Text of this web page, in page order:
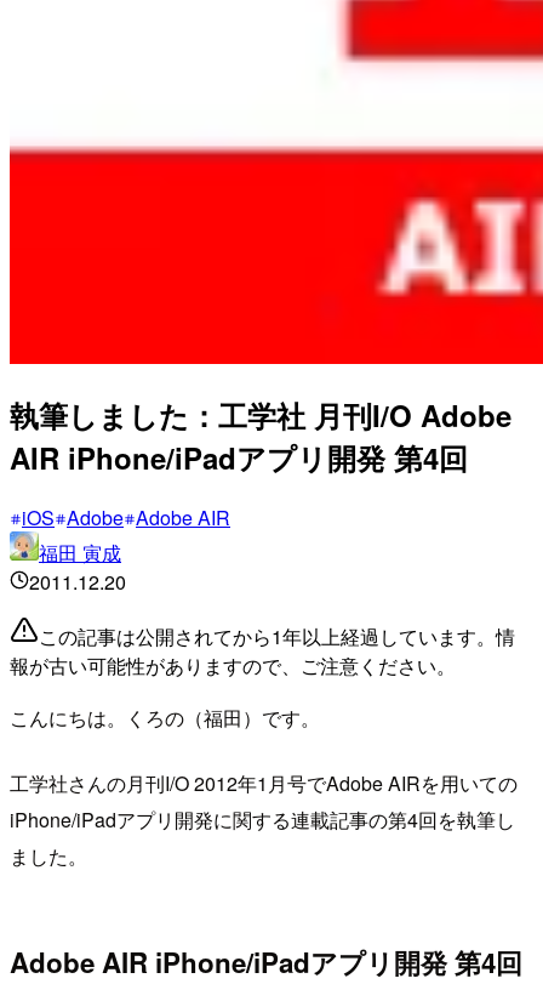
執筆しました：工学社 月刊I/O Adobe
AIR iPhone/iPadアプリ開発 第4回
iOS Adobe Adobe AIR
福田 寅成
2011.12.20
この記事は公開されてから1年以上経過しています。情
報が古い可能性がありますので、ご注意ください。
こんにちは。くろの（福田）です。
工学社さんの月刊I/O 2012年1月号でAdobe AIRを用いての
iPhone/iPadアプリ開発に関する連載記事の第4回を執筆し
ました。
Adobe AIR iPhone/iPadアプリ開発 第4回